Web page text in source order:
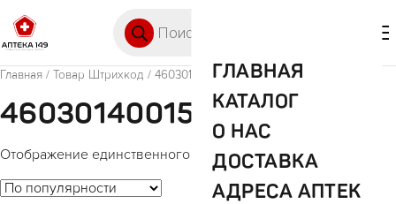
ГЛАВНАЯ
КАТАЛОГ
О НАС
ДОСТАВКА
АДРЕСА АПТЕК
Главная / Товар Штрихкод / 4603014001597
4603014001597
Отображение единственного товара